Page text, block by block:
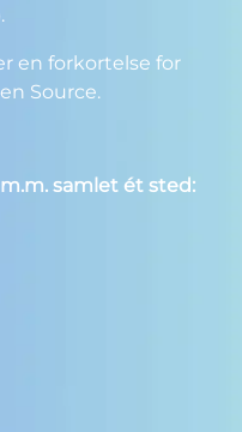
en forkortelse for
Source.
samlet ét sted: